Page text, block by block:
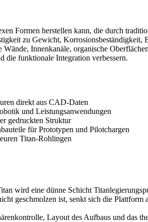
Formen herstellen kann, die durch
zu Gewicht,
Innenkanäle, organische
die funktionale Integration verbessern.
direkt aus CAD-Daten
und Leistungsanwendungen
gedruckten Struktur
für Prototypen und Pilotchargen
Titan-Rohlingen
wird eine dünne Schicht
geschmolzen ist, senkt sich die
Layout des Aufbaus und das